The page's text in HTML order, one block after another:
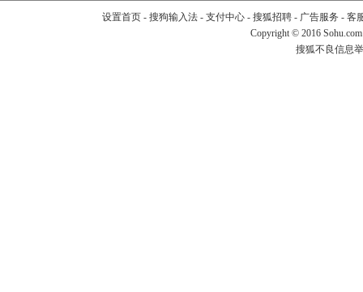
设置首页- 搜狗输入法- 支付中心- 搜狐招聘- 广告服务 - 客
Copyright © 2016
搜狐不良信息